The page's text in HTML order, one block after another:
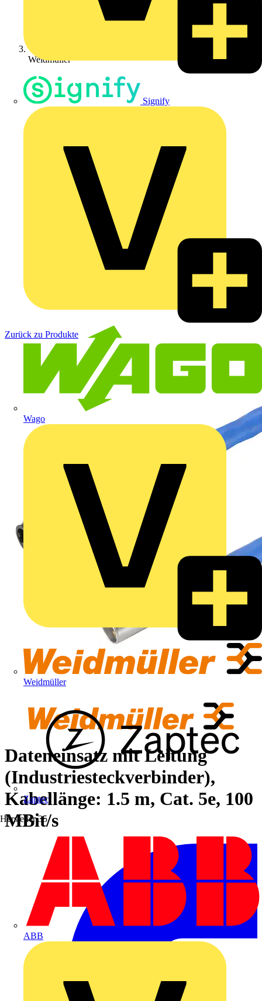
Signify
Wago
Weidmüller
Zaptec
Hersteller 35
ABB
Weidmüller
Zurück zu Produkte
Dateneinsatz mit Leitung
(Industriesteckverbinder),
Kabellänge: 1.5 m, Cat. 5e, 100
MBit/s